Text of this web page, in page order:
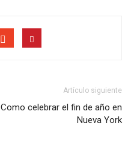
Artículo siguiente
Como celebrar el fin de año en
Nueva York